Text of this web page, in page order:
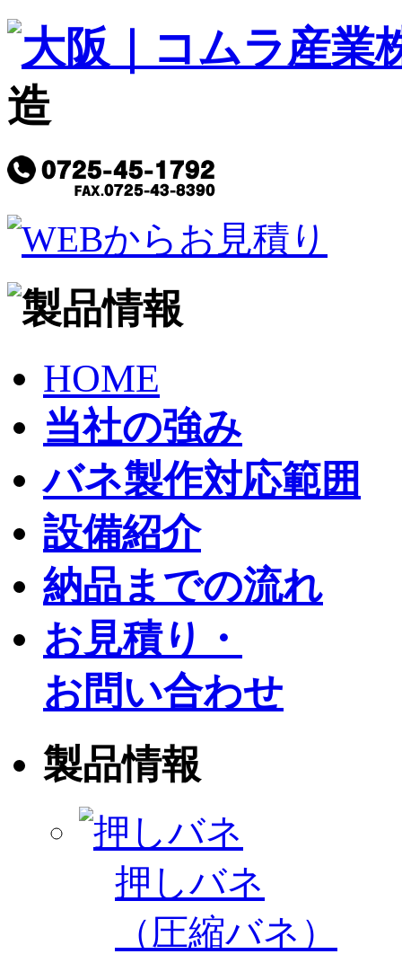
造
HOME
当社の強み
バネ製作対応範囲
設備紹介
納品までの流れ
お見積り・
お問い合わせ
製品情報
押しバネ
（圧縮バネ）